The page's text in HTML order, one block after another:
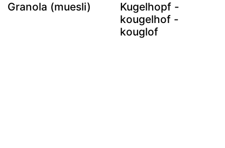
Granola (muesli)
Kugelhopf -
kougelhof -
kouglof